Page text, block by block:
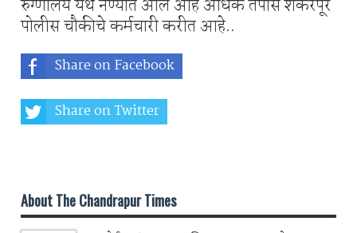
रुग्णालय येथे नेण्यात आले आहे अधिक तपास शंकरपूर
पोलीस चौकीचे कर्मचारी करीत आहे..
Share on Facebook
Share on Twitter
About The Chandrapur Times